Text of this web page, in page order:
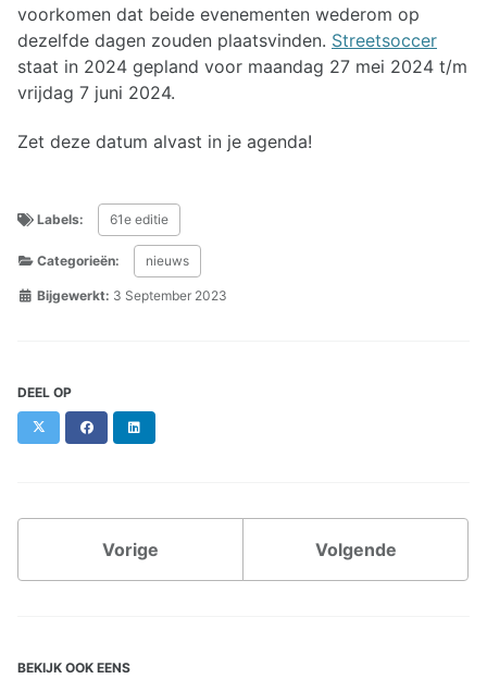
voorkomen dat beide evenementen wederom op
dezelfde dagen zouden plaatsvinden. Streetsoccer
staat in 2024 gepland voor maandag 27 mei 2024 t/m
vrijdag 7 juni 2024.
Zet deze datum alvast in je agenda!
Labels: 61e editie
Categorieën: nieuws
Bijgewerkt: 3 September 2023
DEEL OP
Facebook
Vorige Volgende
BEKIJK OOK EENS